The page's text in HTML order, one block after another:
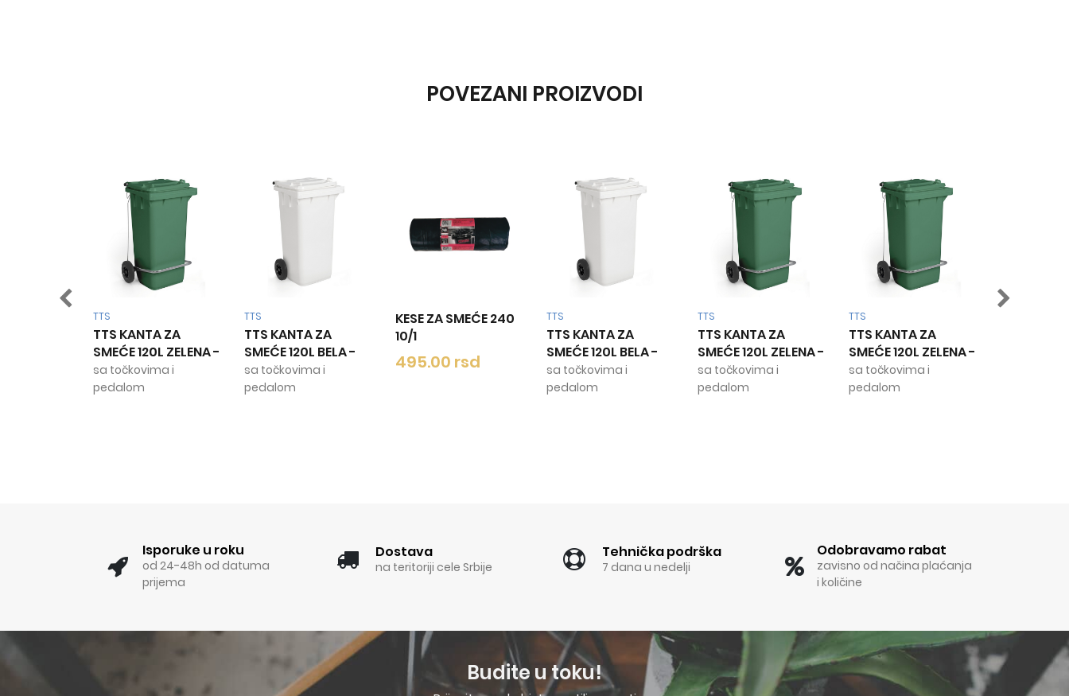
POVEZANI PROIZVODI
SMEĆE 120L ZELENA-
TTS KANTA ZA
SMEĆE 120L BELA-
sa točkovima i
KESE ZA SMEĆE 240
10/1
495.00 rsd
TTS
SMEĆE 120L BELA-
sa točkovima i
TTS KANTA ZA
SMEĆE 120L ZELENA-
sa točkovima i
TTS KANTA ZA
SMEĆE 120L ZELENA-
sa točkovima i
TTS KANTA ZA
SMEĆE 120L BELA
sa točkovima i
Isporuke u roku
od 24-48h od datuma
prijema
Dostava
na teritoriji cele Srbije
Tehnička podrška
7 dana u nedelji
Odobravamo rabat
zavisno od načina plaćanja
i količine
Budite u toku!